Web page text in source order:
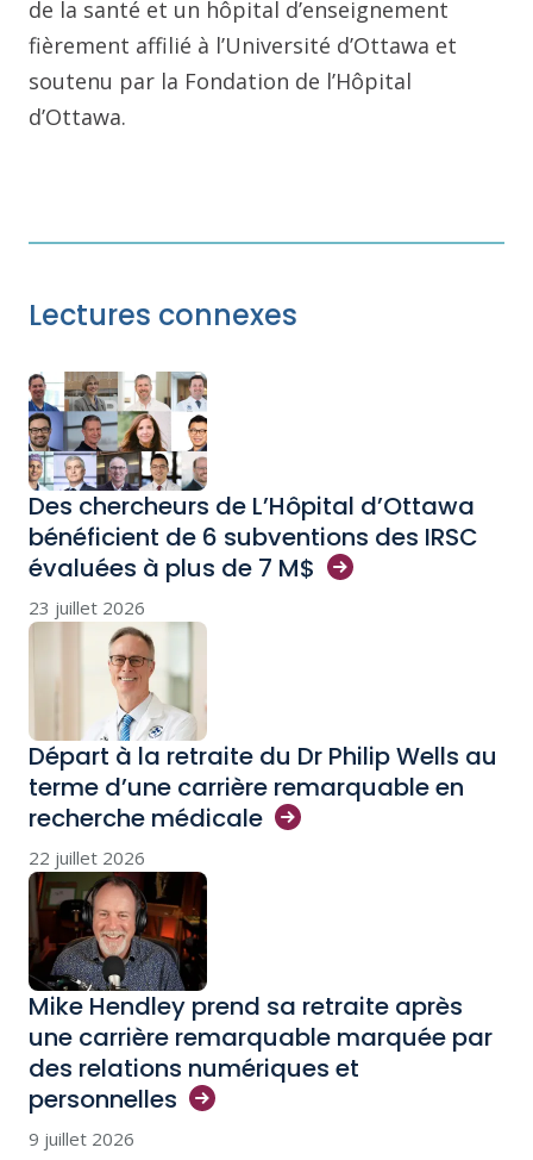
de la santé et un hôpital d’enseignement
fièrement affilié à l’Université d’Ottawa et
soutenu par la Fondation de l’Hôpital
d’Ottawa.
Lectures connexes
Des chercheurs de L’Hôpital d’Ottawa
bénéficient de 6 subventions des IRSC
évaluées à plus de 7 M$
23 juillet 2026
Départ à la retraite du Dr Philip Wells au
terme d’une carrière remarquable en
recherche médicale
22 juillet 2026
Mike Hendley prend sa retraite après
une carrière remarquable marquée par
des relations numériques et
personnelles
9 juillet 2026